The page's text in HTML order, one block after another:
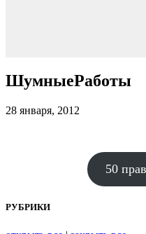
ШумныеРаботы
28 января, 2012
50
РУБРИКИ